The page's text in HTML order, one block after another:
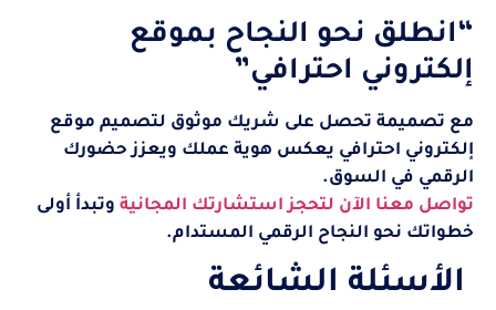
“انطلق نحو النجاح بموقع
إلكتروني احترافي”
مع تصميمة تحصل على شريك موثوق لتصميم موقع
إلكتروني احترافي يعكس هوية عملك ويعزز حضورك
الرقمي في السوق.
تواصل معنا الآن لتحجز استشارتك المجانية وتبدأ أولى
خطواتك نحو النجاح الرقمي المستدام.
الأسئلة الشائعة